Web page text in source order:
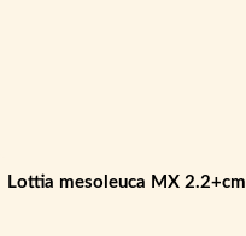
Lottia mesoleuca MX 2.2+cm